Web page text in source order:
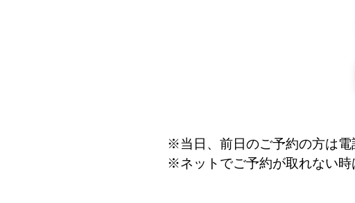
※当日、前日のご予約の方は電
※ネットでご予約が取れない